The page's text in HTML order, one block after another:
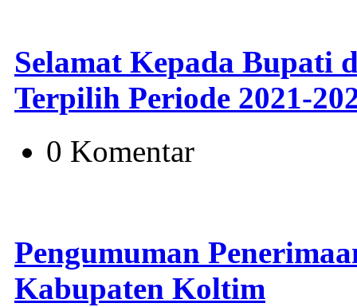
Selamat Kepada Bupati
Terpilih Periode 2021-
0 Komentar
Pengumuman
Kabupaten Koltim